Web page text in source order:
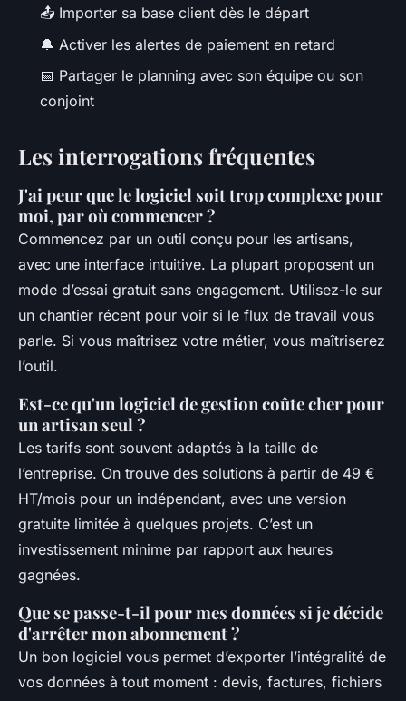
📤 Importer sa base client dès le départ
🔔 Activer les alertes de paiement en retard
📅 Partager le planning avec son équipe ou son
conjoint
Les interrogations fréquentes
J'ai peur que le logiciel soit trop complexe pour
moi, par où commencer ?
Commencez par un outil conçu pour les artisans,
avec une interface intuitive. La plupart proposent un
mode d’essai gratuit sans engagement. Utilisez-le sur
un chantier récent pour voir si le flux de travail vous
parle. Si vous maîtrisez votre métier, vous maîtriserez
l’outil.
Est-ce qu'un logiciel de gestion coûte cher pour
un artisan seul ?
Les tarifs sont souvent adaptés à la taille de
l’entreprise. On trouve des solutions à partir de 49 €
HT/mois pour un indépendant, avec une version
gratuite limitée à quelques projets. C’est un
investissement minime par rapport aux heures
gagnées.
Que se passe-t-il pour mes données si je décide
d'arrêter mon abonnement ?
Un bon logiciel vous permet d’exporter l’intégralité de
vos données à tout moment : devis, factures, fichiers